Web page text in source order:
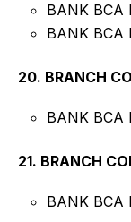
BANK BCA
BANK BCA
20. BRANCH
BANK BCA
21. BRANCH
BANK BCA